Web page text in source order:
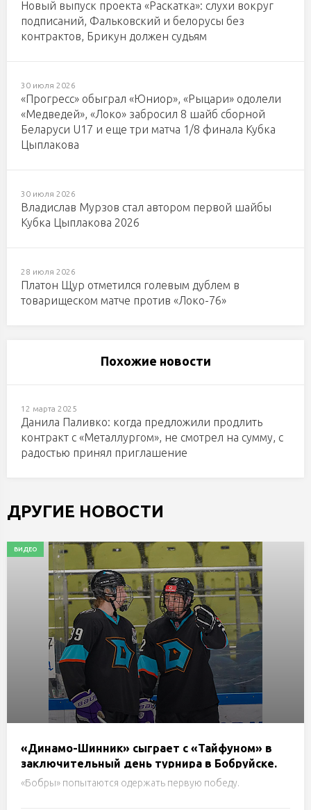
Новый выпуск проекта «Раскатка»: слухи вокруг
подписаний, Фальковский и белорусы без
контрактов, Брикун должен судьям
30 июля 2026
«Прогресс» обыграл «Юниор», «Рыцари» одолели
«Медведей», «Локо» забросил 8 шайб сборной
Беларуси U17 и еще три матча 1/8 финала Кубка
Цыплакова
30 июля 2026
Владислав Мурзов стал автором первой шайбы
Кубка Цыплакова 2026
28 июля 2026
Платон Щур отметился голевым дублем в
товарищеском матче против «Локо-76»
Похожие новости
12 марта 2025
Данила Паливко: когда предложили продлить
контракт с «Металлургом», не смотрел на сумму, с
радостью принял приглашение
ДРУГИЕ НОВОСТИ
ВИДЕО
«Динамо-Шинник» сыграет с «Тайфуном» в
заключительный день турнира в Бобруйске.
Трансляция
«Бобры» попытаются одержать первую победу.